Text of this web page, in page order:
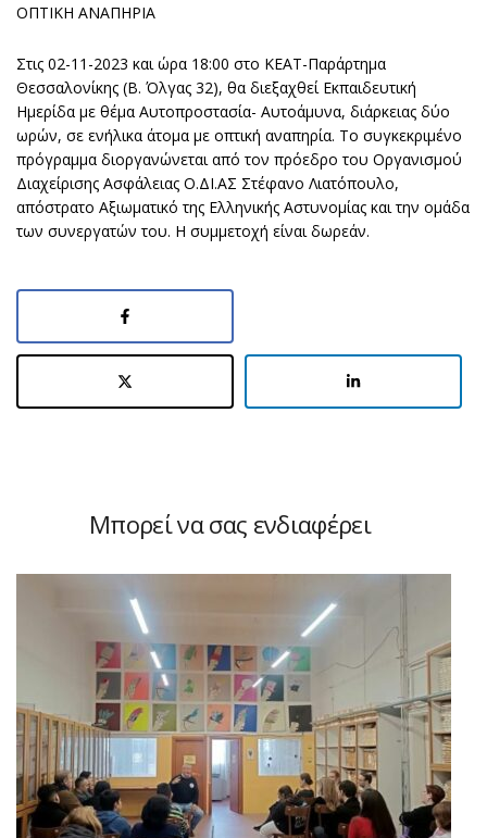
ΟΠΤΙΚΗ ΑΝΑΠΗΡΙΑ
Στις 02-11-2023 και ώρα 18:00 στο ΚΕΑΤ-Παράρτημα
Θεσσαλονίκης (Β. Όλγας 32), θα διεξαχθεί Εκπαιδευτική
Ημερίδα με θέμα Αυτοπροστασία- Αυτοάμυνα, διάρκειας δύο
ωρών, σε ενήλικα άτομα με οπτική αναπηρία. Το συγκεκριμένο
πρόγραμμα διοργανώνεται από τον πρόεδρο του Οργανισμού
Διαχείρισης Ασφάλειας Ο.ΔΙ.ΑΣ Στέφανο Λιατόπουλο,
απόστρατο Αξιωματικό της Ελληνικής Αστυνομίας και την ομάδα
των συνεργατών του. Η συμμετοχή είναι δωρεάν.
Μπορεί να σας ενδιαφέρει